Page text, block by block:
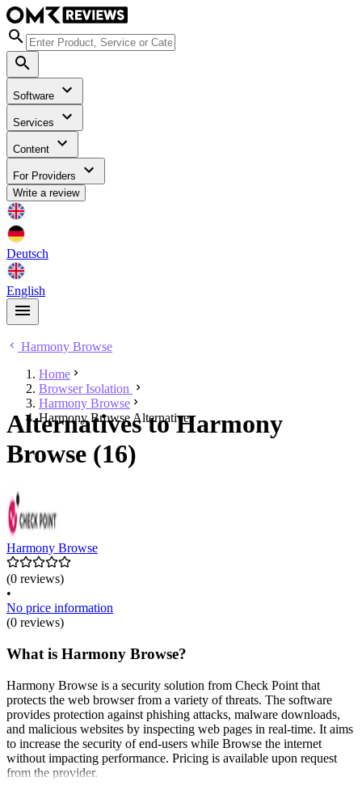
Software
Services
Content
For Providers
Write a review
Deutsch
English
Harmony Browse
Home
Browser Isolation
Harmony Browse
Harmony Browse Alternatives
Alternatives to Harmony
Browse (16)
Harmony Browse
(0 reviews)
•
No price information
(0 reviews)
What is Harmony Browse?
Harmony Browse is a security solution from Check Point that
protects the web browser from a variety of threats. The software
provides protection against phishing attacks, malware downloads,
and malicious websites by inspecting web pages in real-time. It aims
to increase the security of end-users while Browse the internet
without impacting performance. Pricing is available upon request
from the provider.